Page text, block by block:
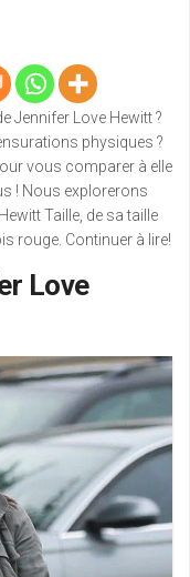
Jennifer Love Hewitt ?
physiques ?
vous comparer à elle
! Nous explorerons
Taille, de sa taille
rouge. Continuer à lire!
Love